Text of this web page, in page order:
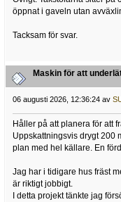
öppnat i gaveln utan
Tacksam för svar.
Maskin för att
06 augusti 2026, 12:36:24 av
Håller på att planera för att
Uppskattningsvis drygt 200
plan med hel källare. En
Jag har i tidigare hus fräst
är riktigt jobbigt.
I detta projekt tänkte jag